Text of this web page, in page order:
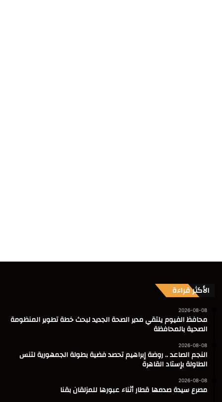
الأكثر قراءة
2026-08-08
محافظ الفيوم يلتقي مدير الصحة الجديد لبحث خطة تطوير المنظومة
الصحية بالمحافظة
2026-08-08
النجم الصاعد .. روضة إبراهيم تحصد فضية بطولة الجمهورية لتنس
الطاولة بإستاد القاهرة
2026-08-08
مصرع سيدة صدمها قطار أثناء عبورها للمزلقان بقنا